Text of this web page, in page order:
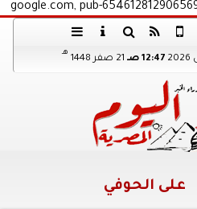
google.com, pub-
12:47 صـ 21 صفر 1448
هـ
على الحوفي